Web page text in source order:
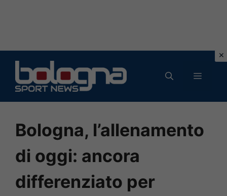
contenuto
MENU
Bologna, l’allenamento
di oggi: ancora
differenziato per